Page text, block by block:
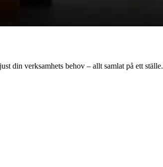
din verksamhets behov – allt samlat på ett ställe.